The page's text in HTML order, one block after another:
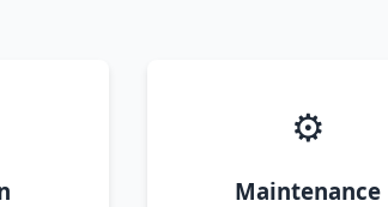
⚙️
Maintenance